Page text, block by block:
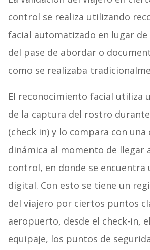
control se realiza utilizando
facial automatizado en lugar de
del pase de abordar o
como se realizaba
El reconocimiento facial utiliza
de la captura del rostro
(check in) y lo compara con
dinámica al momento de llegar
control, en donde se encuentra
digital. Con esto se tiene un
del viajero por ciertos puntos
aeropuerto, desde el check-in,
equipaje, los puntos de